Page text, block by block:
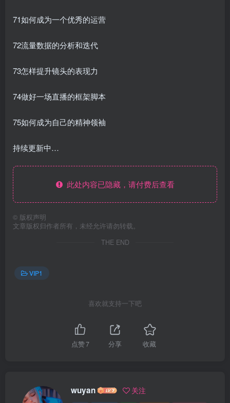
71如何成为一个优秀的运营
72流量数据的分析和迭代
73怎样提升镜头的表现力
74做好一场直播的框架脚本
75如何成为自己的精神领袖
持续更新中…
此处内容已隐藏，请付费后查看
© 版权声明
文章版权归作者所有，未经允许请勿转载。
THE END
VIP1
喜欢就支持一下吧
点赞7 分享 收藏
wuyan 关注